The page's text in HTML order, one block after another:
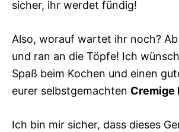
sicher, ihr werdet fündig!
Also, worauf wartet ihr noch?
und ran an die Töpfe! Ich
Spaß beim Kochen und einen
eurer selbstgemachten Cremige
Ich bin mir sicher, dass dieses